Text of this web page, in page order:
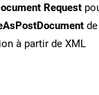
Request
à partir de XML